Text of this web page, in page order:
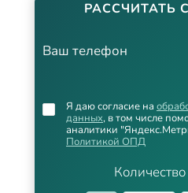
РАССЧИТАТЬ
Ваш телефон
Я даю согласие на
данных, в том числе
аналитики
Политикой ОПД